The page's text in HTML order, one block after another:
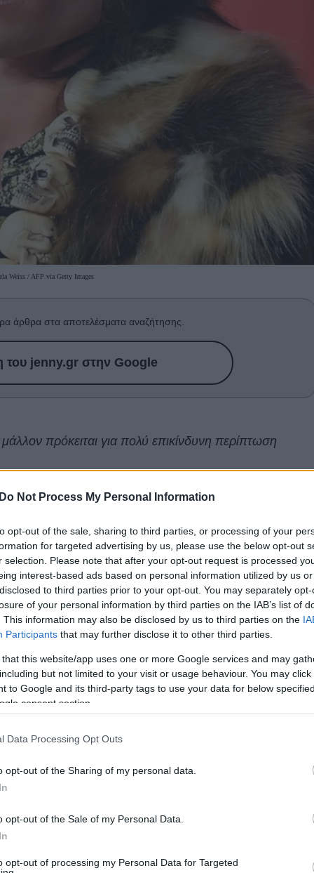
Not Process My Personal Information
opt-out of the sale, sharing to third parties, or processing of your
for targeted advertising by us, please use the below opt-out
selection. Please note that after your opt-out request is processed
interest-based ads based on personal information utilized by us
to third parties prior to your opt-out. You may separately
of your personal information by third parties on the IAB’s list of
This information may also be disclosed by us to third parties on the
Participants that may further disclose it to other third parties.
this website/app uses one or more Google services and may
but not limited to your visit or usage behaviour. You may
to Google and its third-party tags to use your data for below
consent section.
Data Processing Opt Outs
opt-out of the Sharing of my personal data.
opt-out of the Sale of my Personal Data.
opt-out of processing my Personal Data for Targeted
Weiss / AFP via Getty Images⁠
άρθρα στα αποτελέσματα αναζήτησης.
του jenny.gr στην Google
πρόκειται για πολύ επικίνδυνη περίπτωση
τους ως Flash στις ταινίες της DC,
επίθεση σε θαμώνες εστιατορίου στη Χαβάη, που
μαθαίνουμε για«πλύση εγκεφάλου» σε νεαρές
μία οικογένεια στο σπίτι του.
μία μητέρα και το 12χρονο παιδί της έκαναν
για ένα συμβάν που επιβεβαίωσε ο γείτονάς
του και το στιλ, προκαλώντας φόβο και
non binary.Η μητέρα τον είδε να αγκαλιάζει το
ενώ φαινόταν να είναι «υπό την επήρεια